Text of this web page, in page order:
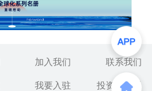
加入我们
联系我们
我要入驻 投资者关系